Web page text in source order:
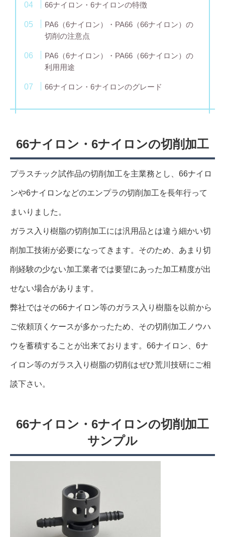
66ナイロン・6ナイロンの特徴
PA6（6ナイロン）・PA66（66ナイロン）の
切削の注意点
PA6（6ナイロン）・PA66（66ナイロン）の
利用用途
66ナイロン・6ナイロンのグレード
66ナイロン・6ナイロンの切削加工
プラスチック試作品の切削加工を主業務とし、66ナイロ
ンや6ナイロンなどのエンプラの切削加工を長年行って
まいりました。
ガラス入り樹脂の切削加工には汎用品とは違う細かい切
削加工技術が必要になってきます。そのため、あまり切
削経験の少ない加工業者では要望にあった加工精度が出
せない場合があります。
弊社ではその66ナイロン等のガラス入り樹脂を以前から
ご依頼頂くケースが多かったため、その切削加工ノウハ
ウを蓄積することが出来ております。66ナイロン、6ナ
イロン等のガラス入り樹脂の切削はぜひ荒川技研にご相
談下さい。
66ナイロン・6ナイロンの切削加工
サンプル